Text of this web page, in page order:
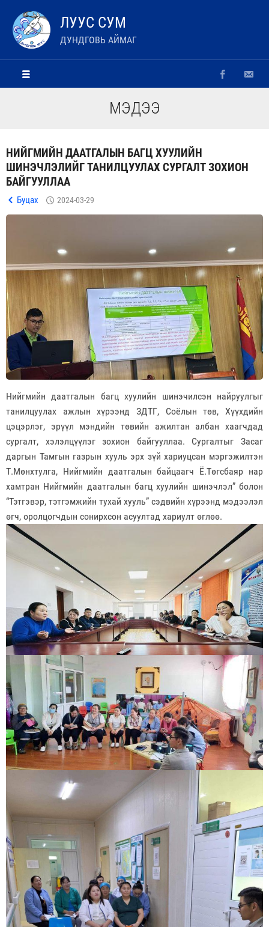
ЛУУС СУМ
ДУНДГОВЬ АЙМАГ
МЭДЭЭ
НИЙГМИЙН ДААТГАЛЫН БАГЦ ХУУЛИЙН
ШИНЭЧЛЭЛИЙГ ТАНИЛЦУУЛАХ СУРГАЛТ ЗОХИОН
БАЙГУУЛЛАА
Буцах 2024-03-29
Нийгмийн даатгалын багц хуулийн шинэчилсэн найруулгыг
танилцуулах ажлын хүрээнд ЗДТГ, Соёлын төв, Хүүхдийн
цэцэрлэг, эрүүл мэндийн төвийн ажилтан албан хаагчдад
сургалт, хэлэлцүүлэг зохион байгууллаа. Сургалтыг Засаг
даргын Тамгын газрын хууль эрх зүй хариуцсан мэргэжилтэн
Т.Мөнхтулга, Нийгмийн даатгалын байцаагч Ё.Төгсбаяр нар
хамтран Нийгмийн даатгалын багц хуулийн шинэчлэл” болон
“Тэтгэвэр, тэтгэмжийн тухай хууль” сэдвийн хүрээнд мэдээлэл
өгч, оролцогчдын сонирхсон асуултад хариулт өглөө.